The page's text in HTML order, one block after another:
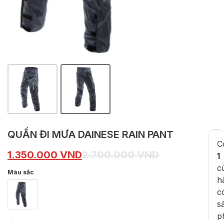
QUẦN ĐI MƯA DAINESE RAIN PANT
2.700.000VND
1.350.000 VND
Màu sắc
1